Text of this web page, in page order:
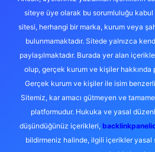
siteye üye olarak bu sorumluluğu kabul
sitesi, herhangi bir marka, kurum veya
bulunmamaktadır. Sitede yalnızca
paylaşılmaktadır. Burada yer alan
olup, gerçek kurum ve kişiler hakkında
Gerçek kurum ve kişiler ile isim
Sitemiz, kar amacı gütmeyen ve
platformudur. Hukuka ve yasal
düşündüğünüz içerikleri,
bildirmeniz halinde, ilgili içerikler yasal